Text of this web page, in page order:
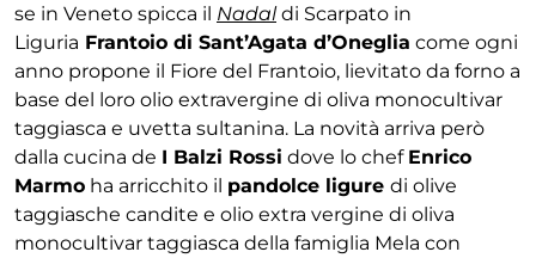
se in Veneto spicca il Nadaldi Scarpato in
Liguria Frantoio di Sant’Agata d’Oneglia come ogni
anno propone il Fiore del Frantoio, lievitato da forno a
base del loro olio extravergine di oliva monocultivar
taggiasca e uvetta sultanina. La novità arriva però
dalla cucina de I Balzi Rossi dove lo chef Enrico
Marmo ha arricchito il pandolce ligure di olive
taggiasche candite e olio extra vergine di oliva
monocultivar taggiasca della famiglia Mela con